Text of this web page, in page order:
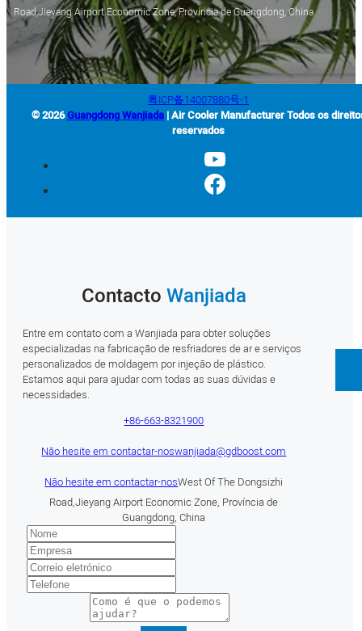
Road,Jieyang Airport Economic Zone, Província de Guangdong, China
粤ICP备14007880号-1
© 2026Guangdong Wanjiada| Air Cooler Manufacturer Todos os
reservados
Contacto Wanjiada
Entre em contato com a Wanjiada para obter soluções
especializadas na fabricação de resfriadores de ar e serviços
personalizados de moldagem por injeção de plástico.
Estamos aqui para ajudar com todas as suas dúvidas e
necessidades.
+86-663-8321900
Não hesite em contactar-noswanjiada@gdboost.com
Não hesite em contactar-nosWest Of The Dongsizhi
Road,Jieyang Airport Economic Zone, Província de
Guangdong, China